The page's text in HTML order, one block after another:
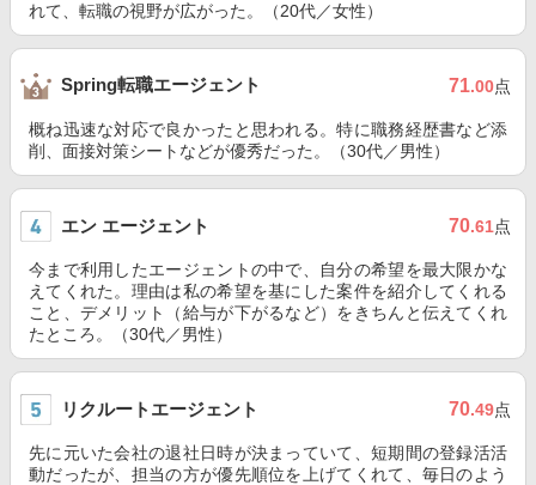
れて、転職の視野が広がった。（20代／女性）
Spring転職エージェント 71.00点
概ね迅速な対応で良かったと思われる。特に職務経歴書など添
削、面接対策シートなどが優秀だった。（30代／男性）
エン エージェント 70.61点
今まで利用したエージェントの中で、自分の希望を最大限かな
えてくれた。理由は私の希望を基にした案件を紹介してくれる
こと、デメリット（給与が下がるなど）をきちんと伝えてくれ
たところ。（30代／男性）
リクルートエージェント 70.49点
先に元いた会社の退社日時が決まっていて、短期間の登録活活
動だったが、担当の方が優先順位を上げてくれて、毎日のよう